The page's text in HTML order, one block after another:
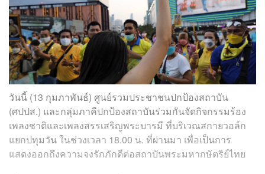
วันนี้ (13 กุมภาพันธ์) ศูนย์รวมประชาชนปกป้องสถาบัน
(ศปปส.) และกลุ่มภาคีปกป้องสถาบันร่วมกันจัดกิจกรรมร้อง
เพลงชาติและเพลงสรรเสริญพระบารมี ที่บริเวณสกายวอล์ก
แยกปทุมวัน ในช่วงเวลา 18.00 น. ที่ผ่านมา เพื่อเป็นการ
แสดงออกถึงความจงรักภักดีต่อสถาบันพระมหากษัตริย์ไทย